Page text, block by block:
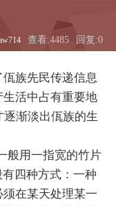
回复:0
查看:4485
族先民传递信息
活中占有重要地
渐淡出佤族的生
般用一指宽的竹片
四种方式：一种
在某天处理某一